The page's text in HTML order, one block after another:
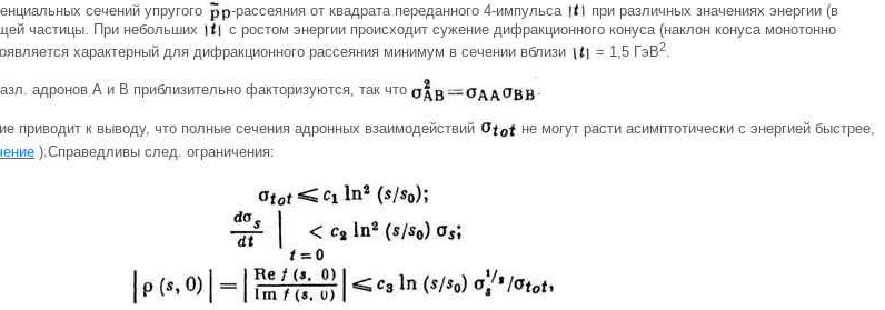
сечений упругого -рассеяния от квадрата переданного 4-импульса
при различных значениях энергии (в
частицы. При небольших
с ростом энергии происходит сужение дифракционного конуса (наклон конуса монотонно
характерный для дифракционного рассеяния минимум в сечении вблизи = 1,5 ГэВ2.
адронов А и В приблизительно факторизуются, так что
приводит к выводу, что полные сечения адронных взаимодействий
не могут расти асимптотически с энергией быстрее,
).Справедливы след. ограничения: